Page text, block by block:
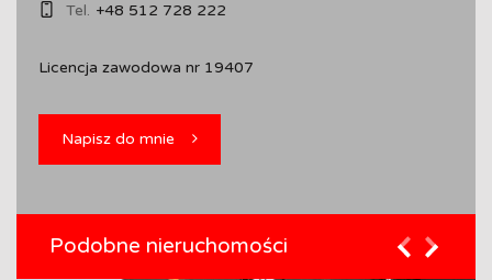
Tel. +48 512 728 222
Licencja zawodowa nr 19407
Napisz do mnie
Podobne nieruchomości